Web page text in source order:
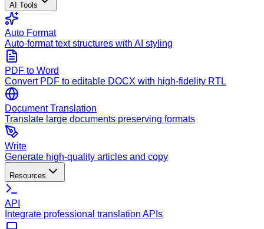
AI Tools
Auto Format
Auto-format text structures with AI styling
PDF to Word
Convert PDF to editable DOCX with high-fidelity RTL
Document Translation
Translate large documents preserving formats
Write
Generate high-quality articles and copy
Resources
API
Integrate professional translation APIs